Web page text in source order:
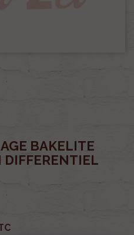
BAKELITE
DIFFERENTIEL